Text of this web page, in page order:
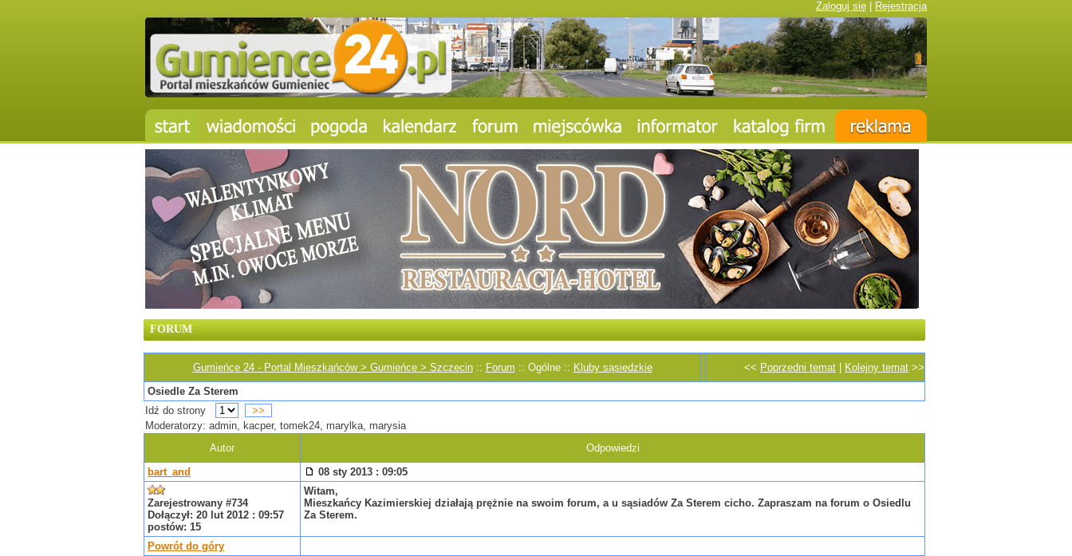
Zaloguj się Rejestracja
FORUM
Gumieńce 24 - Portal Mieszkańców > Gumieńce > Szczecin:: Forum :: Ogólne :: Kluby sąsiedzkie << Poprzedni temat Kolejny temat >>
Osiedle Za Sterem
Idź do strony
>>
Moderatorzy: admin, kacper, tomek24, marylka, marysia
Autor
Odpowiedzi
bart_and
08 sty 2013 : 09:05
Zarejestrowany #734
Dołączył: 20 lut 2012 : 09:57
postów: 15
Witam,
Mieszkańcy Kazimierskiej działają prężnie na swoim forum, a u sąsiadów Za Sterem cicho. Zapraszam na forum o Osiedlu
Za Sterem.
Powrót do góry